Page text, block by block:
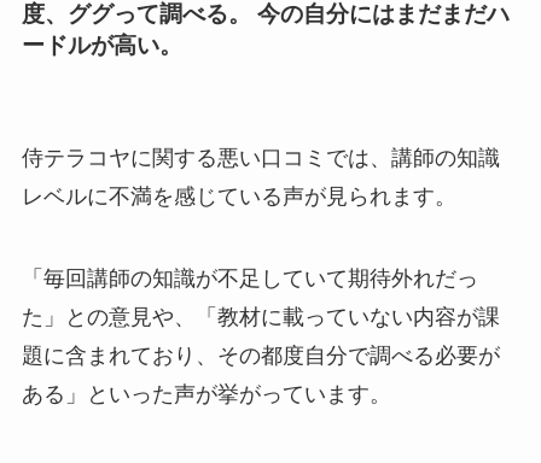
度、ググって調べる。 今の自分にはまだまだハ
ードルが高い。
侍テラコヤに関する悪い口コミでは、講師の知識
レベルに不満を感じている声が見られます。
「毎回講師の知識が不足していて期待外れだっ
た」との意見や、「教材に載っていない内容が課
題に含まれており、その都度自分で調べる必要が
ある」といった声が挙がっています。